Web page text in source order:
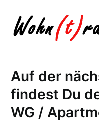
content
Auf der
findest Du
WG /